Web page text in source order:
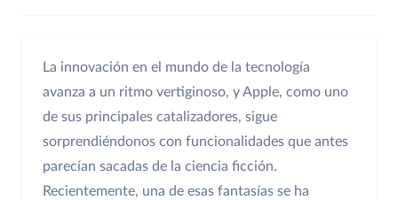
La innovación en el mundo de la tecnología
avanza a un ritmo vertiginoso, y Apple, como uno
de sus principales catalizadores, sigue
sorprendiéndonos con funcionalidades que antes
parecían sacadas de la ciencia ficción.
Recientemente, una de esas fantasías se ha